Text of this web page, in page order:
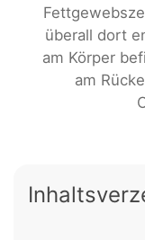
überall dort
am Körper
am